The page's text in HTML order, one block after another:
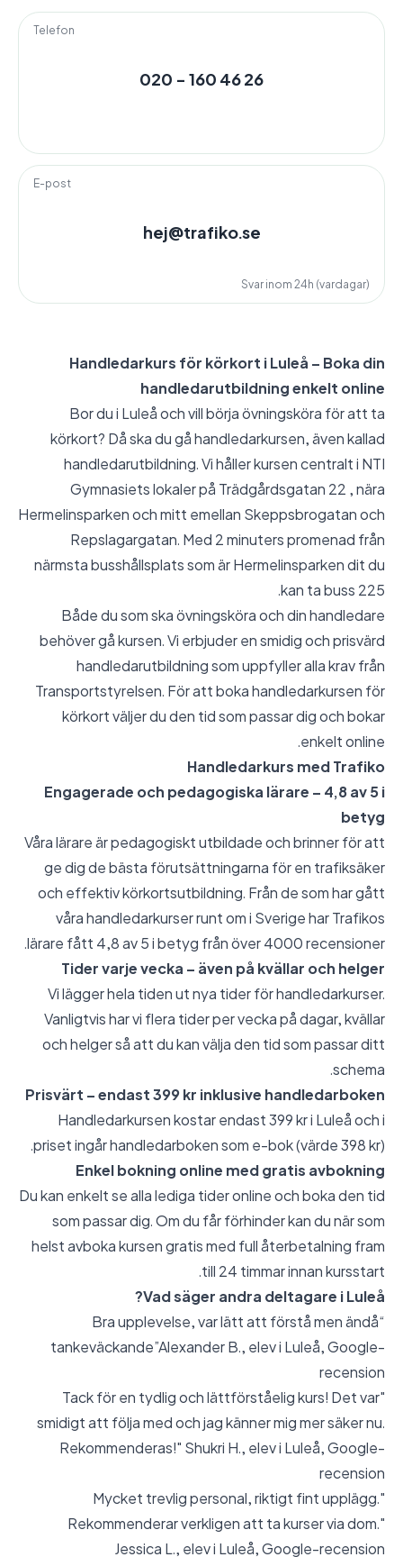
Telefon
020 - 160 46 26
E-post
hej@trafiko.se
Svar inom 24h (vardagar)
Handledarkurs för körkort i Luleå – Boka din
handledarutbildning enkelt online
Bor du i Luleå och vill börja övningsköra för att ta
körkort? Då ska du gå handledarkursen, även kallad
handledarutbildning. Vi håller kursen centralt i NTI
Gymnasiets lokaler på Trädgårdsgatan 22 , nära
Hermelinsparken och mitt emellan Skeppsbrogatan och
Repslagargatan. Med 2 minuters promenad från
närmsta busshållsplats som är Hermelinsparken dit du
kan ta buss 225.
Både du som ska övningsköra och din handledare
behöver gå kursen. Vi erbjuder en smidig och prisvärd
handledarutbildning som uppfyller alla krav från
Transportstyrelsen. För att boka handledarkursen för
körkort väljer du den tid som passar dig och bokar
enkelt online.
Handledarkurs med Trafiko
Engagerade och pedagogiska lärare – 4,8 av 5 i
betyg
Våra lärare är pedagogiskt utbildade och brinner för att
ge dig de bästa förutsättningarna för en trafiksäker
och effektiv körkortsutbildning. Från de som har gått
våra handledarkurser runt om i Sverige har Trafikos
lärare fått 4,8 av 5 i betyg från över 4000 recensioner.
Tider varje vecka – även på kvällar och helger
Vi lägger hela tiden ut nya tider för handledarkurser.
Vanligtvis har vi flera tider per vecka på dagar, kvällar
och helger så att du kan välja den tid som passar ditt
schema.
Prisvärt – endast 399 kr inklusive handledarboken
Handledarkursen kostar endast 399 kr i Luleå och i
priset ingår handledarboken som e-bok (värde 398 kr).
Enkel bokning online med gratis avbokning
Du kan enkelt se alla lediga tider online och boka den tid
som passar dig. Om du får förhinder kan du när som
helst avboka kursen gratis med full återbetalning fram
till 24 timmar innan kursstart.
Vad säger andra deltagare i Luleå?
“Bra upplevelse, var lätt att förstå men ändå
tankeväckande”Alexander B., elev i Luleå,Google-
recension
"Tack för en tydlig och lättförståelig kurs! Det var
smidigt att följa med och jag känner mig mer säker nu.
Rekommenderas!" Shukri H., elev i Luleå,Google-
recension
"Mycket trevlig personal, riktigt fint upplägg.
Rekommenderar verkligen att ta kurser via dom."
Jessica L., elev i Luleå,Google-recension